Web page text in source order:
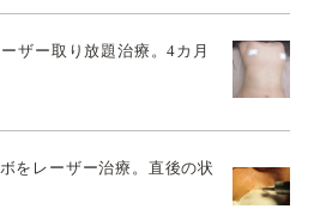
ザー取り放題治療。4カ月
をレーザー治療。直後の状